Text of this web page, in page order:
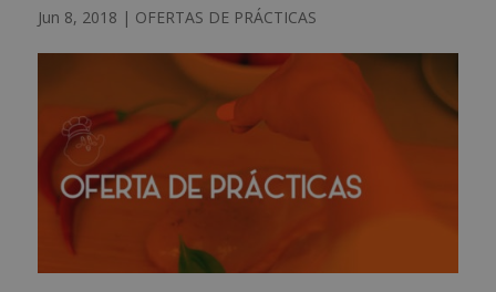
Jun 8, 2018 | OFERTAS DE PRÁCTICAS